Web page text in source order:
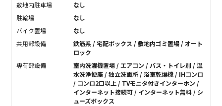
敷地内駐車場
なし
駐輪場
なし
バイク置場
なし
共用部設備
鉄筋系 / 宅配ボックス / 敷地内ゴミ置場 / オート
ロック
専有部設備
室内洗濯機置場 / エアコン / バス・トイレ別 / 温
水洗浄便座 / 独立洗面所 / 浴室乾燥機 / IHコンロ
/ コンロ2口以上 / TVモニタ付きインターホン /
インターネット接続可 / インターネット無料 / シ
ューズボックス